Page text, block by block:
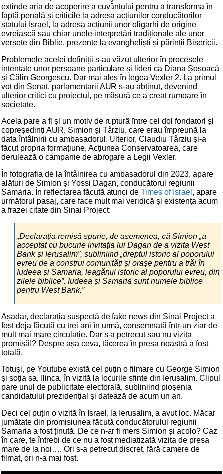
extinde aria de acoperire a cuvântului pentru a transforma în
faptă penală și criticile la adresa acțiunilor conducătorilor
statului Israel, la adresa acțiunii unor oligarhi de origine
evreiască sau chiar unele interpretări tradiționale ale unor
versete din Biblie, prezente la evangheliști și părinții Bisericii.
Problemele acelei definiții s-au văzut ulterior în procesele
intentate unor persoane particulare și lideri ca Diana Șoșoacă
și Călin Georgescu. Dar mai ales în legea Vexler 2. La primul
vot din Senat, parlamentarii AUR s-au abținut, devenind
ulterior critici cu proiectul, pe măsură ce a creat rumoare în
societate.
Acela pare a fi și un motiv de ruptură între cei doi fondatori și
copreședinți AUR, Simion și Târziu, care erau împreună la
data întâlnirii cu ambasadorul. Ulterior, Claudiu Târziu și-a
făcut propria formațiune, Acțiunea Conservatoarea, care
derulează o campanie de abrogare a Legii Vexler.
În fotografia de la întâlnirea cu ambasadorul din 2023, apare
alături de Simion și Yossi Dagan, conducătorul regiunii
Samaria. În reflectarea făcută atunci de Times of Israel , apare
următorul pasaj, care face mult mai veridică și existența acum
a frazei citate din Sinai Project:
„Declarația remisă spune, de asemenea, că Simion „a
acceptat cu bucurie invitația lui Dagan de a vizita West
Bank și Ierusalim”, subliniind „dreptul istoric al poporului
evreu de a construi comunități și orașe pentru a trăi în
Iudeea și Samaria, leagănul istoric al poporului evreu, din
zilele biblice”. Iudeea și Samaria sunt numele biblice
pentru West Bank.”
Așadar, declarația suspectă de fake news din Sinai Project a
fost deja făcută cu trei ani în urmă, consemnată într-un ziar de
mult mai mare circulație. Dar s-a petrecut sau nu vizita
promisă!? Despre așa ceva, tăcerea în presa noastră a fost
totală.
Totuși, pe Youtube există cel puțin o filmare cu George Simion
și soția sa, Ilinca, în vizită la locurile sfinte din Ierusalim. Clipul
pare unul de publicitate electorală, subliniind pioșenia
candidatului prezidențial și datează de acum un an.
Deci cel puțin o vizită în Israel, la Ierusalim, a avut loc. Măcar
jumătate din promisiunea făcută conducătorului regiunii
Samaria a fost ținută. De ce n-ar fi mers Simion și acolo? Caz
în care, te întrebi de ce nu a fost mediatizată vizita de presa
mare de la noi…. Ori s-a petrecut discret, fără camere de
filmat, ori n-a mai fost.